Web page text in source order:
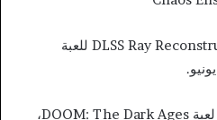
تحديث Path Tracing وDLSS Ray Reconstruction للعبة
في الأسبوع الماضي، تم إطلاق لعبة DOOM: The Dark Ages،